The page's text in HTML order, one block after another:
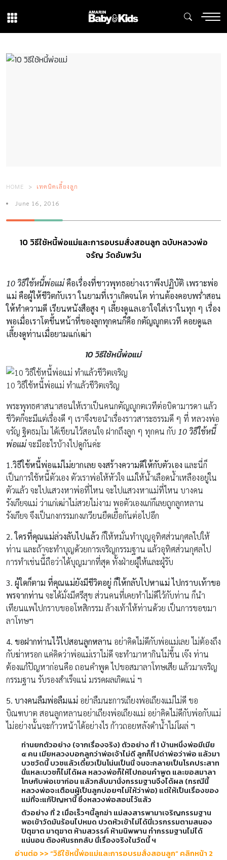
HOME เทคนิคเลี้ยงลูก
June 16, 2016
10 วิธีใช้หนี้พ่อแม่และการอบรมสั่งสอนลูก ฉบับหลวงพ่อ
จรัญ วัดอัมพวัน
10 วิธีใช้หนี้พ่อแม่คือเรื่องที่ชาวพุทธอย่างเราพึงปฏิบัติ เพราะพ่อ
แม่ คือผู้ให้ชีวิตกับเรา ในยามที่เราเกิดจนโต ท่านต้องคอบพร่ำสอน
ให้ทำความดี เรียนหนังสือสูง ๆ เลี้ยงดูแลเอาใจใส่เราในทุก ๆ เรื่อง
พอเมื่อเราโตขึ้นหน้าที่ของลูกทุกคนก็คือ กตัญญูกตเวที คอยดูแล
เลี้ยงดูท่านเมื่อยามแก่เฒ่า
10 วิธีใช้หนี้พ่อแม่
10 วิธีใช้หนี้พ่อแม่ ทําแล้วชีวิตเจริญ
พระพุทธศาสนาสอนให้เราเป็นคนกตัญญูกตเวทีต่อบิดามารดา แล้ว
ชีวิตก็จะมีแต่เรื่องดี ๆ เราจึงขอนำเรื่องราวสาระธรรมดี ๆ ที่ หลวงพ่อ
จรัญ ฐิตธมฺโม ได้เขียนไว้สอนใจ ฝากถึงลูก ๆ ทุกคน กับ 10 วิธีใช้หนี้
พ่อแม่จะมีอะไรบ้างไปดูกันค่ะ
1.วิธีใช้หนี้พ่อแม่ไม่ยากเลย จงสร้างความดีให้กับตัวเอง และนี่ก็
เป็นการใช้หนี้ตัวเอง ตัวเราพ่อให้หัวใจ แม่ให้น้ำเลือดน้ำเหลืองอยู่ใน
ตัวแล้ว จะไปแสวงหาพ่อที่ไหน จะไปแสวงหาแม่ที่ไหน บางคน
รังเกียจแม่ ว่าแก่เฒ่าไม่สวยไม่งาม พอตัวเองแก่ก็เลยถูกลูกหลาน
รังเกียจ จึงเป็นกงกรรมกงเกวียนยืดเยื้อกันต่อไปอีก
2.ใครที่คุณแม่ล่วงลับไปแล้ว ก็ให้หมั่นทำบุญอุทิศส่วนกุศลไปให้
ท่าน และถ้าจะทำบุญด้วยการเจริญกรรมฐาน แล้วอุทิศส่วนกุศลไป
การทำเช่นนี้ถือว่าได้บุญมากที่สุด ทั้งฝ่ายผู้ให้และผู้รับ
3. ผู้ใดก็ตาม ที่คุณแม่ยังมีชีวิตอยู่ ก็ให้กลับไปหาแม่ ไปกราบเท้าขอ
พรจากท่าน จะได้มั่งมีศรีสุข ส่วนคนที่เคยทำไม่ดีไว้กับท่าน ก็นำ
เทียนแพไปกราบขออโหสิกรรม ล้างเท้าให้ท่านด้วย เป็นการขอขมา
ลาโทษฯ
4. ขอฝากท่านไว้ไปสอนลูกหลาน อย่าคิดไม่ดีกับพ่อแม่เลย ไม่ต้องถึง
กับฆ่าหรอก แค่คิดว่าพ่อแม่เราไม่ดี จะทำมาหากินไม่ขึ้น เจ๊ง ท่าน
ต้องแก้ปัญหาก่อนคือ ถอนคำพูด ไปขอสมาลาโทษเสีย แล้วมาเจริญ
กรรมฐาน รับรองสำเร็จแน่ มรรคผลเกิดแน่ ฯ
5. บางคนลืมพ่อลืมแม่ อย่าลืมนะการเถียงพ่อเถียงแม่ไม่ดี ขอ
บิณฑบาต สอนลูกหลานอย่าเถียงพ่อเถียงแม่ อย่าคิดไม่ดีกับพ่อกับแม่
ไม่อย่างนั้นจะก้าวหน้าได้อย่างไร ก้าวถอยหลังดำน้ำไม่โผล่ ฯ
ท่านยกตัวอย่าง (จากเรื่องจริง) ตัวอย่าง ที่ 1 บ้านหนึ่งพ่อมีเมีย
๔ คน เมียหลวงบอกลูกว่าพ่อเจ้าไม่ดี ลูกก็ไปด่าพ่อว่าพ่อ แล้วมา
บวชวัดนี้ บวชแล้วเดี๋ยวเป็นโน่นเป็นนี่ จนจะกลายเป็นโรคประสาท
นี่แหละบวชก็ไม่ได้ผล หลวงพ่อก็ให้ไปถอนคำพูด และขอสมาลา
โทษกับพ่อเขาก่อน แล้วกลับมานั่งกรรมฐานจึงได้ผล (กรณีนี้
หลวงพ่อจะเตือนผู้เป็นลูกบ่อยๆไม่ให้ว่าพ่อ) แต่ให้เป็นเรื่องของ
แม่ที่จะแก้ปัญหานี้ ซึ่งหลวงพ่อสอนไว้แล้ว
ตัวอย่าง ที่ 2 เมื่อเร็วๆนี้ลูกฆ่า แม่สงสารพามาเจริญกรรมฐาน
พอเข้าวัดมันร้อนไปหมด ปวดหัวเข้าไม่ได้นี่เวรกรรมตามสนอง
ปิตุฆาต มาตุฆาต ห้ามสวรรค์ ห้ามนิพพาน ทำกรรมฐานไม่ได้
แน่นอน ต้องหันรถกลับ นี่เรื่องจริงในวัดนี้ ฯ
อ่านต่อ >> “วิธีใช้หนี้พ่อแม่และการอบรมสั่งสอนลูก” คลิกหน้า 2